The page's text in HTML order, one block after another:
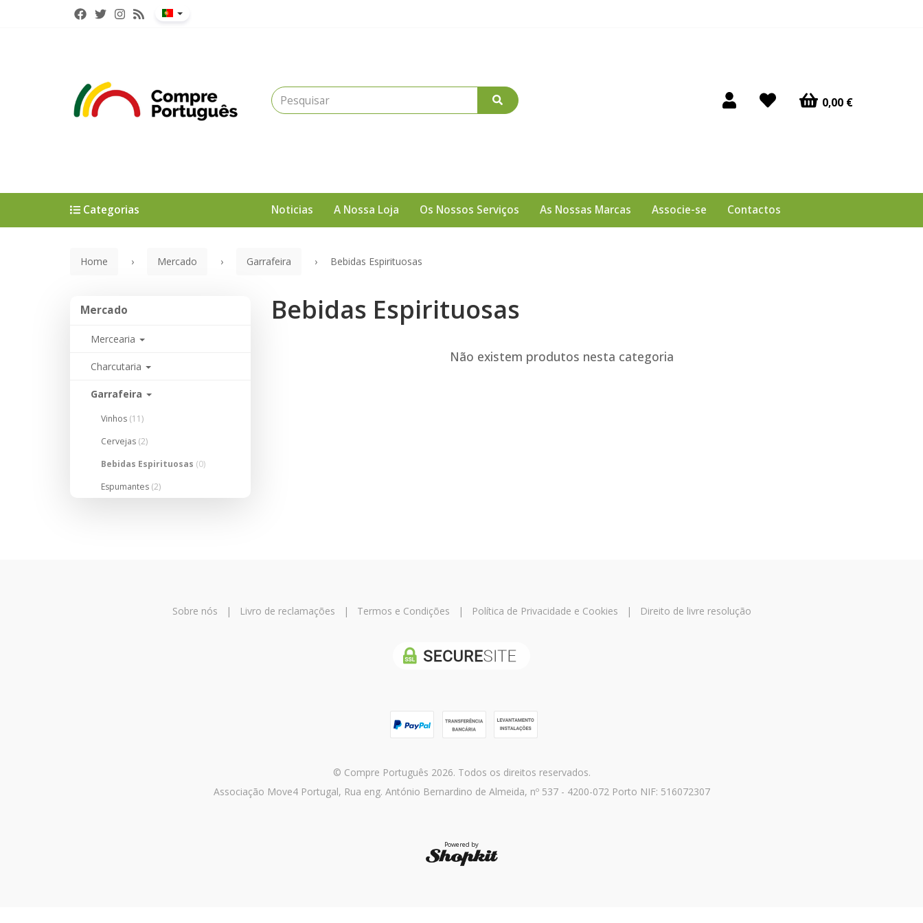
0,00 €
Noticias A Nossa Loja Os Nossos Serviços As Nossas Marcas Associe-se Contactos
Categorias
Home Mercado Garrafeira Bebidas Espirituosas
Mercado
Mercearia
Charcutaria
Garrafeira
Vinhos (11)
Cervejas (2)
Bebidas Espirituosas (0)
Espumantes (2)
Bebidas Espirituosas
Não existem produtos nesta categoria
Sobre nós | Livro de reclamações | Termos e Condições | Política de Privacidade e Cookies | Direito de livre resolução
© Compre Português 2026. Todos os direitos reservados.
Associação Move4 Portugal, Rua eng. António Bernardino de Almeida, nº 537 - 4200-072 Porto NIF: 516072307
Powered by